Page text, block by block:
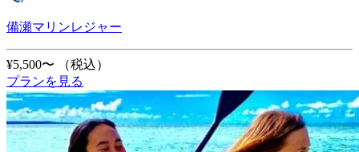
備瀬マリンレジャー
¥5,500〜
（税込）
プランを見る